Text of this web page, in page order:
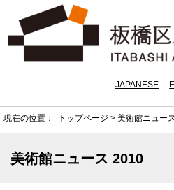
JAPANESE
現在の位置： トップページ > 美術館ニュー
美術館ニュース 2010